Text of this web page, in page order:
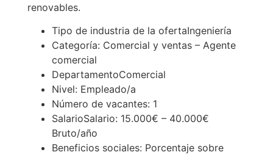
renovables.
Tipo de industria de la ofertaIngeniería
Categoría: Comercial y ventas – Agente
comercial
DepartamentoComercial
Nivel: Empleado/a
Número de vacantes: 1
SalarioSalario: 15.000€ – 40.000€
Bruto/año
Beneficios sociales: Porcentaje sobre